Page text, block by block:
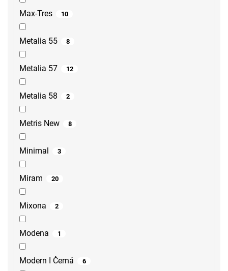
Max-Tres 10
Metalia 55 8
Metalia 57 12
Metalia 58 2
Metris New 8
Minimal 3
Miram 20
Mixona 2
Modena 1
Modern I Černá 6